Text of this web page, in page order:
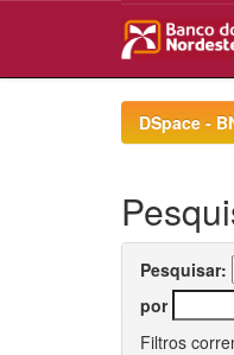
DSpace -
Pesquisar:
por
Filtros